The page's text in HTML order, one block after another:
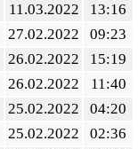
11.03.2022
13:16
27.02.2022
09:23
26.02.2022
15:19
26.02.2022
11:40
25.02.2022
04:20
25.02.2022
02:36